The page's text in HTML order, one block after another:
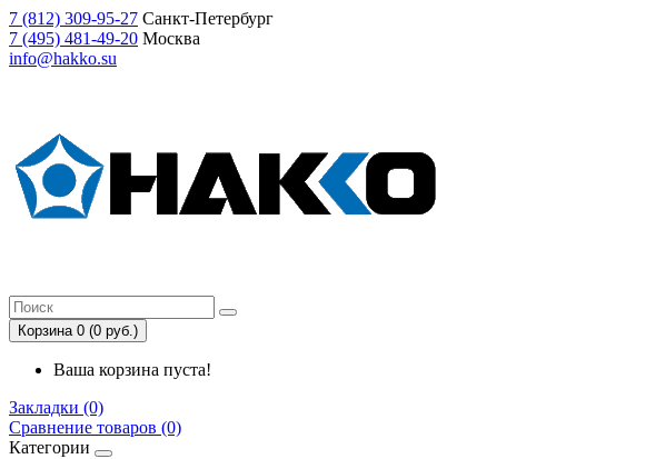
7 (812) 309-95-27 Санкт-Петербург
7 (495) 481-49-20 Москва
info@hakko.su
Корзина 0 (0 руб.)
Ваша корзина пуста!
Закладки (0)
Сравнение товаров (0)
Категории